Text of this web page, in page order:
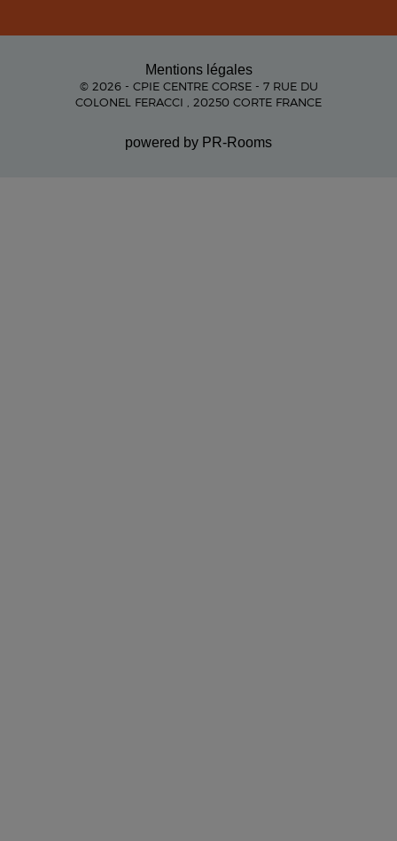
Mentions légales
© 2026 - CPIE CENTRE CORSE - 7 RUE DU
COLONEL FERACCI , 20250 CORTE FRANCE
powered by PR-Rooms